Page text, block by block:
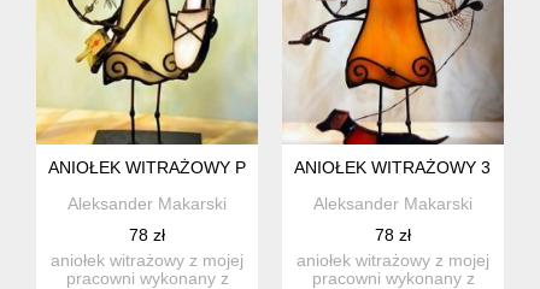
ANIOŁEK WITRAŻOWY POŁOŻNA Z BOBO
Aleksander Makarski
78 zł
aniołek witrażowy z mojej
pracowni wykonany z
ANIOŁEK WITRAŻOWY 3D Z
Aleksander Makarski
78 zł
aniołek witrażowy z mojej
pracowni wykonany z